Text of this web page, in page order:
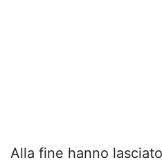
Alla fine hanno